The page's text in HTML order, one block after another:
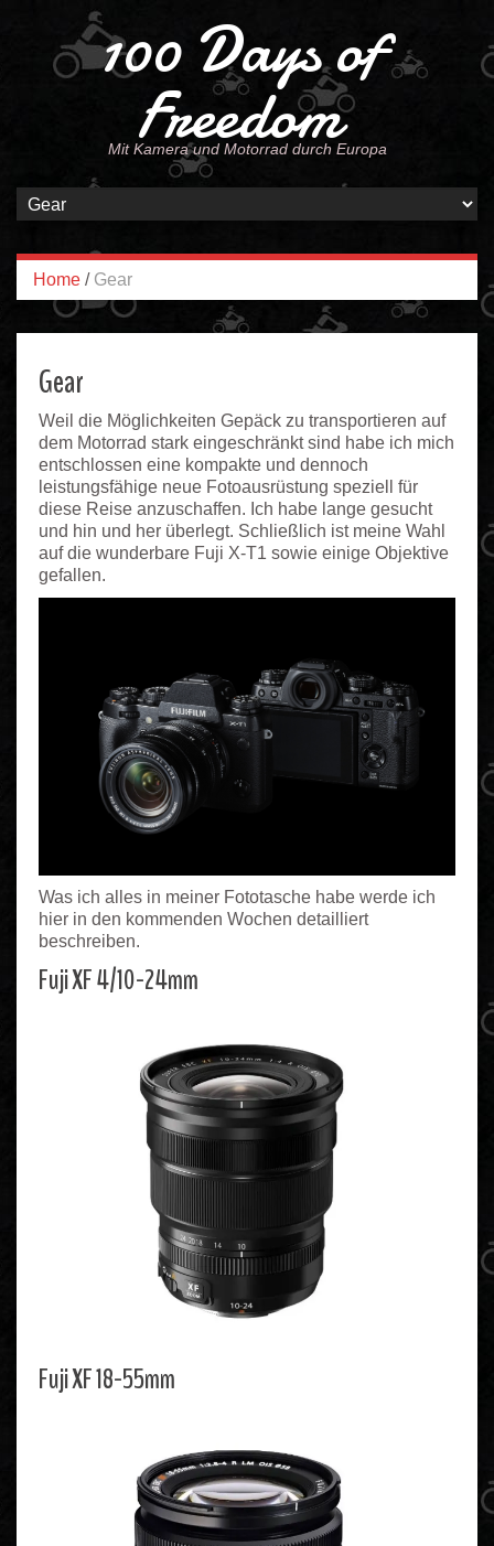
100 Days of
Freedom
Mit Kamera und Motorrad durch Europa
Home / Gear
Gear
Weil die Möglichkeiten Gepäck zu transportieren auf
dem Motorrad stark eingeschränkt sind habe ich mich
entschlossen eine kompakte und dennoch
leistungsfähige neue Fotoausrüstung speziell für
diese Reise anzuschaffen. Ich habe lange gesucht
und hin und her überlegt. Schließlich ist meine Wahl
auf die wunderbare Fuji X-T1 sowie einige Objektive
gefallen.
Was ich alles in meiner Fototasche habe werde ich
hier in den kommenden Wochen detailliert
beschreiben.
Fuji XF 4/10-24mm
Fuji XF 18-55mm